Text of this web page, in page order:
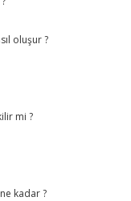
oluşur ?
mi ?
kadar ?